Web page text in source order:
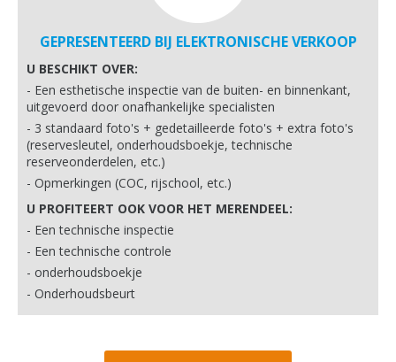
GEPRESENTEERD BIJ ELEKTRONISCHE VERKOOP
U BESCHIKT OVER:
Een esthetische inspectie van de buiten- en binnenkant,
uitgevoerd door onafhankelijke specialisten
3 standaard foto's + gedetailleerde foto's + extra foto's
(reservesleutel, onderhoudsboekje, technische
reserveonderdelen, etc.)
Opmerkingen (COC, rijschool, etc.)
U PROFITEERT OOK VOOR HET MERENDEEL:
Een technische inspectie
Een technische controle
onderhoudsboekje
Onderhoudsbeurt